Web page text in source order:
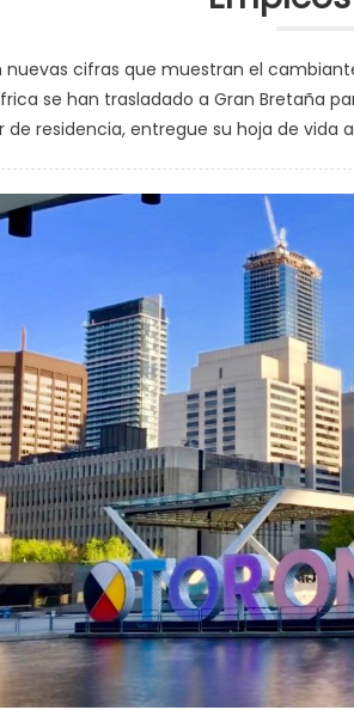
nuevas cifras que muestran el
se han trasladado a Gran Bretaña
de residencia, entregue su hoja de vida